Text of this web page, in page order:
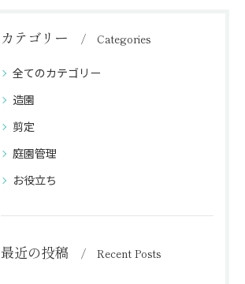
カテゴリー Categories
全てのカテゴリー
造園
剪定
庭園管理
お役立ち
最近の投稿 Recent Posts